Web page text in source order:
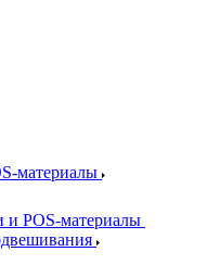
материалы
и POS-материалы